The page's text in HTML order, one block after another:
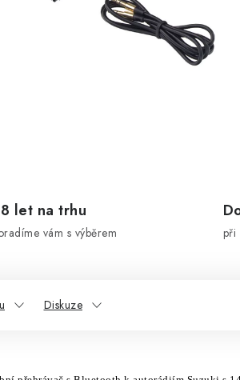
let na trhu
vám s výběrem při
Diskuze